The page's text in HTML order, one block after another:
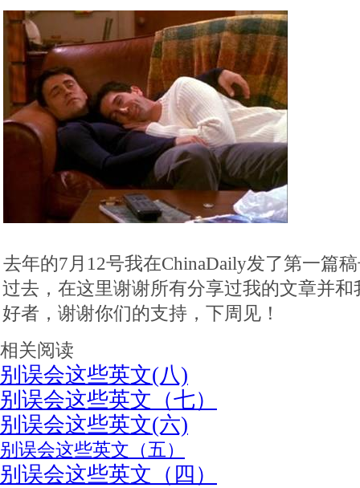
去年的7月12号我在ChinaDaily发了第一篇
过去，在这里谢谢所有分享过我的文章并
好者，谢谢你们的支持，下周见！
相关阅读
别误会这些英文(八)
别误会这些英文（七）
别误会这些英文(六)
别误会这些英文（五）
别误会这些英文（四）